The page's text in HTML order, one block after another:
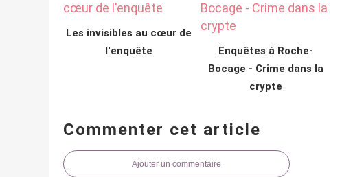
Les invisibles au cœur de
l'enquête
Enquêtes à Roche-
Bocage - Crime dans la
crypte
Commenter cet article
Ajouter un commentaire